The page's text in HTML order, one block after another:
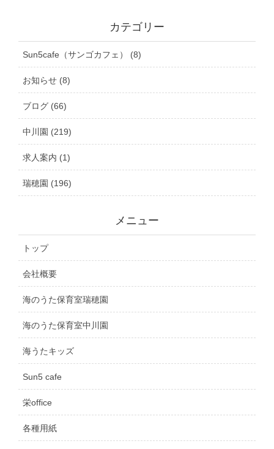
カテゴリー
Sun5cafe（サンゴカフェ） (8)
お知らせ (8)
ブログ (66)
中川園 (219)
求人案内 (1)
瑞穂園 (196)
メニュー
トップ
会社概要
海のうた保育室瑞穂園
海のうた保育室中川園
海うたキッズ
Sun5 cafe
栄office
各種用紙